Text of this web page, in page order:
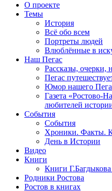
О проекте
Темы
История
Всё обо всем
Портреты людей
Влюблённые в
Наш Пегас
Рассказы, очерки,
Пегас
Юмор нашего
Газета «Ростово-
любителей
События
События
Хроники. Факты.
День в Истории
Видео
Книги
Книги
Родники Ростова
Ростов в книгах